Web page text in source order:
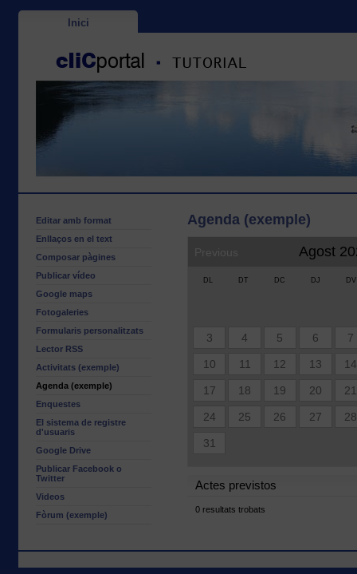
Inici
Editar amb format
Enllaços en el text
Composar pàgines
Publicar vídeo
Google maps
Fotogaleries
Formularis personalitzats
Lector RSS
Activitats (exemple)
Agenda (exemple)
Enquestes
El sistema de registre
d'usuaris
Google Drive
Publicar Facebook o
Twitter
Videos
Fòrum (exemple)
Agenda (exemple)
Previous Agost
DL DT DC DJ DV
3 4 5 6 7
10 11 12 13 14
17 18 19 20 21
24 25 26 27 28
31
Actes previstos
0 resultats trobats